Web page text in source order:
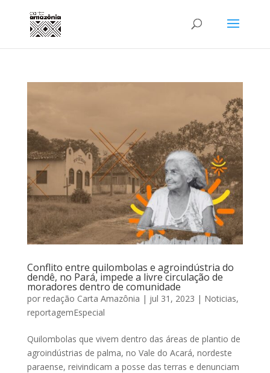
Conflito entre quilombolas e agroindústria do
dendê, no Pará, impede a livre circulação de
moradores dentro de comunidade
por redação Carta Amazônia | jul 31, 2023 | Noticias,
reportagemEspecial
Quilombolas que vivem dentro das áreas de plantio de
agroindústrias de palma, no Vale do Acará, nordeste
paraense, reivindicam a posse das terras e denunciam